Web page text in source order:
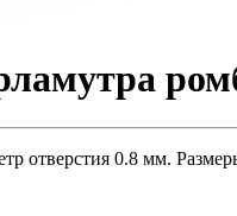
отверстия 0.8 мм.